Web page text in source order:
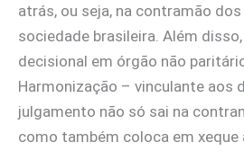
atrás, ou seja, na contramão
sociedade brasileira. Além
decisional em órgão não
Harmonização – vinculante aos
julgamento não só sai na
como também coloca em xeque